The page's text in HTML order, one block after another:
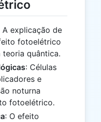
A explicação de
fotoelétrico
quântica.
: Células
e
noturna
fotoelétrico.
: O efeito